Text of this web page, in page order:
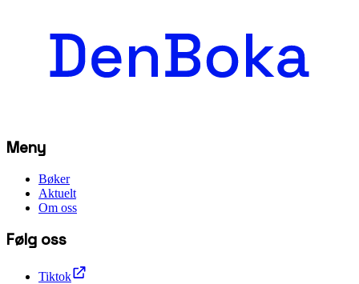
Meny
Bøker
Aktuelt
Om oss
Følg oss
Tiktok